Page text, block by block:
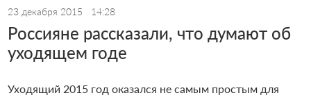
23 декабря 2015 14:28
Россияне рассказали, что думают об
уходящем годе
Уходящий 2015 год оказался не самым простым для